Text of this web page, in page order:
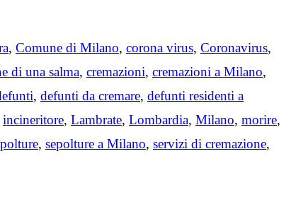
, Comune di Milano, corona virus, Coronavirus,
di una salma, cremazioni, cremazioni a Milano,
, defunti da cremare, defunti residenti a
incineritore, Lambrate, Lombardia, Milano, morire,
, sepolture a Milano, servizi di cremazione,